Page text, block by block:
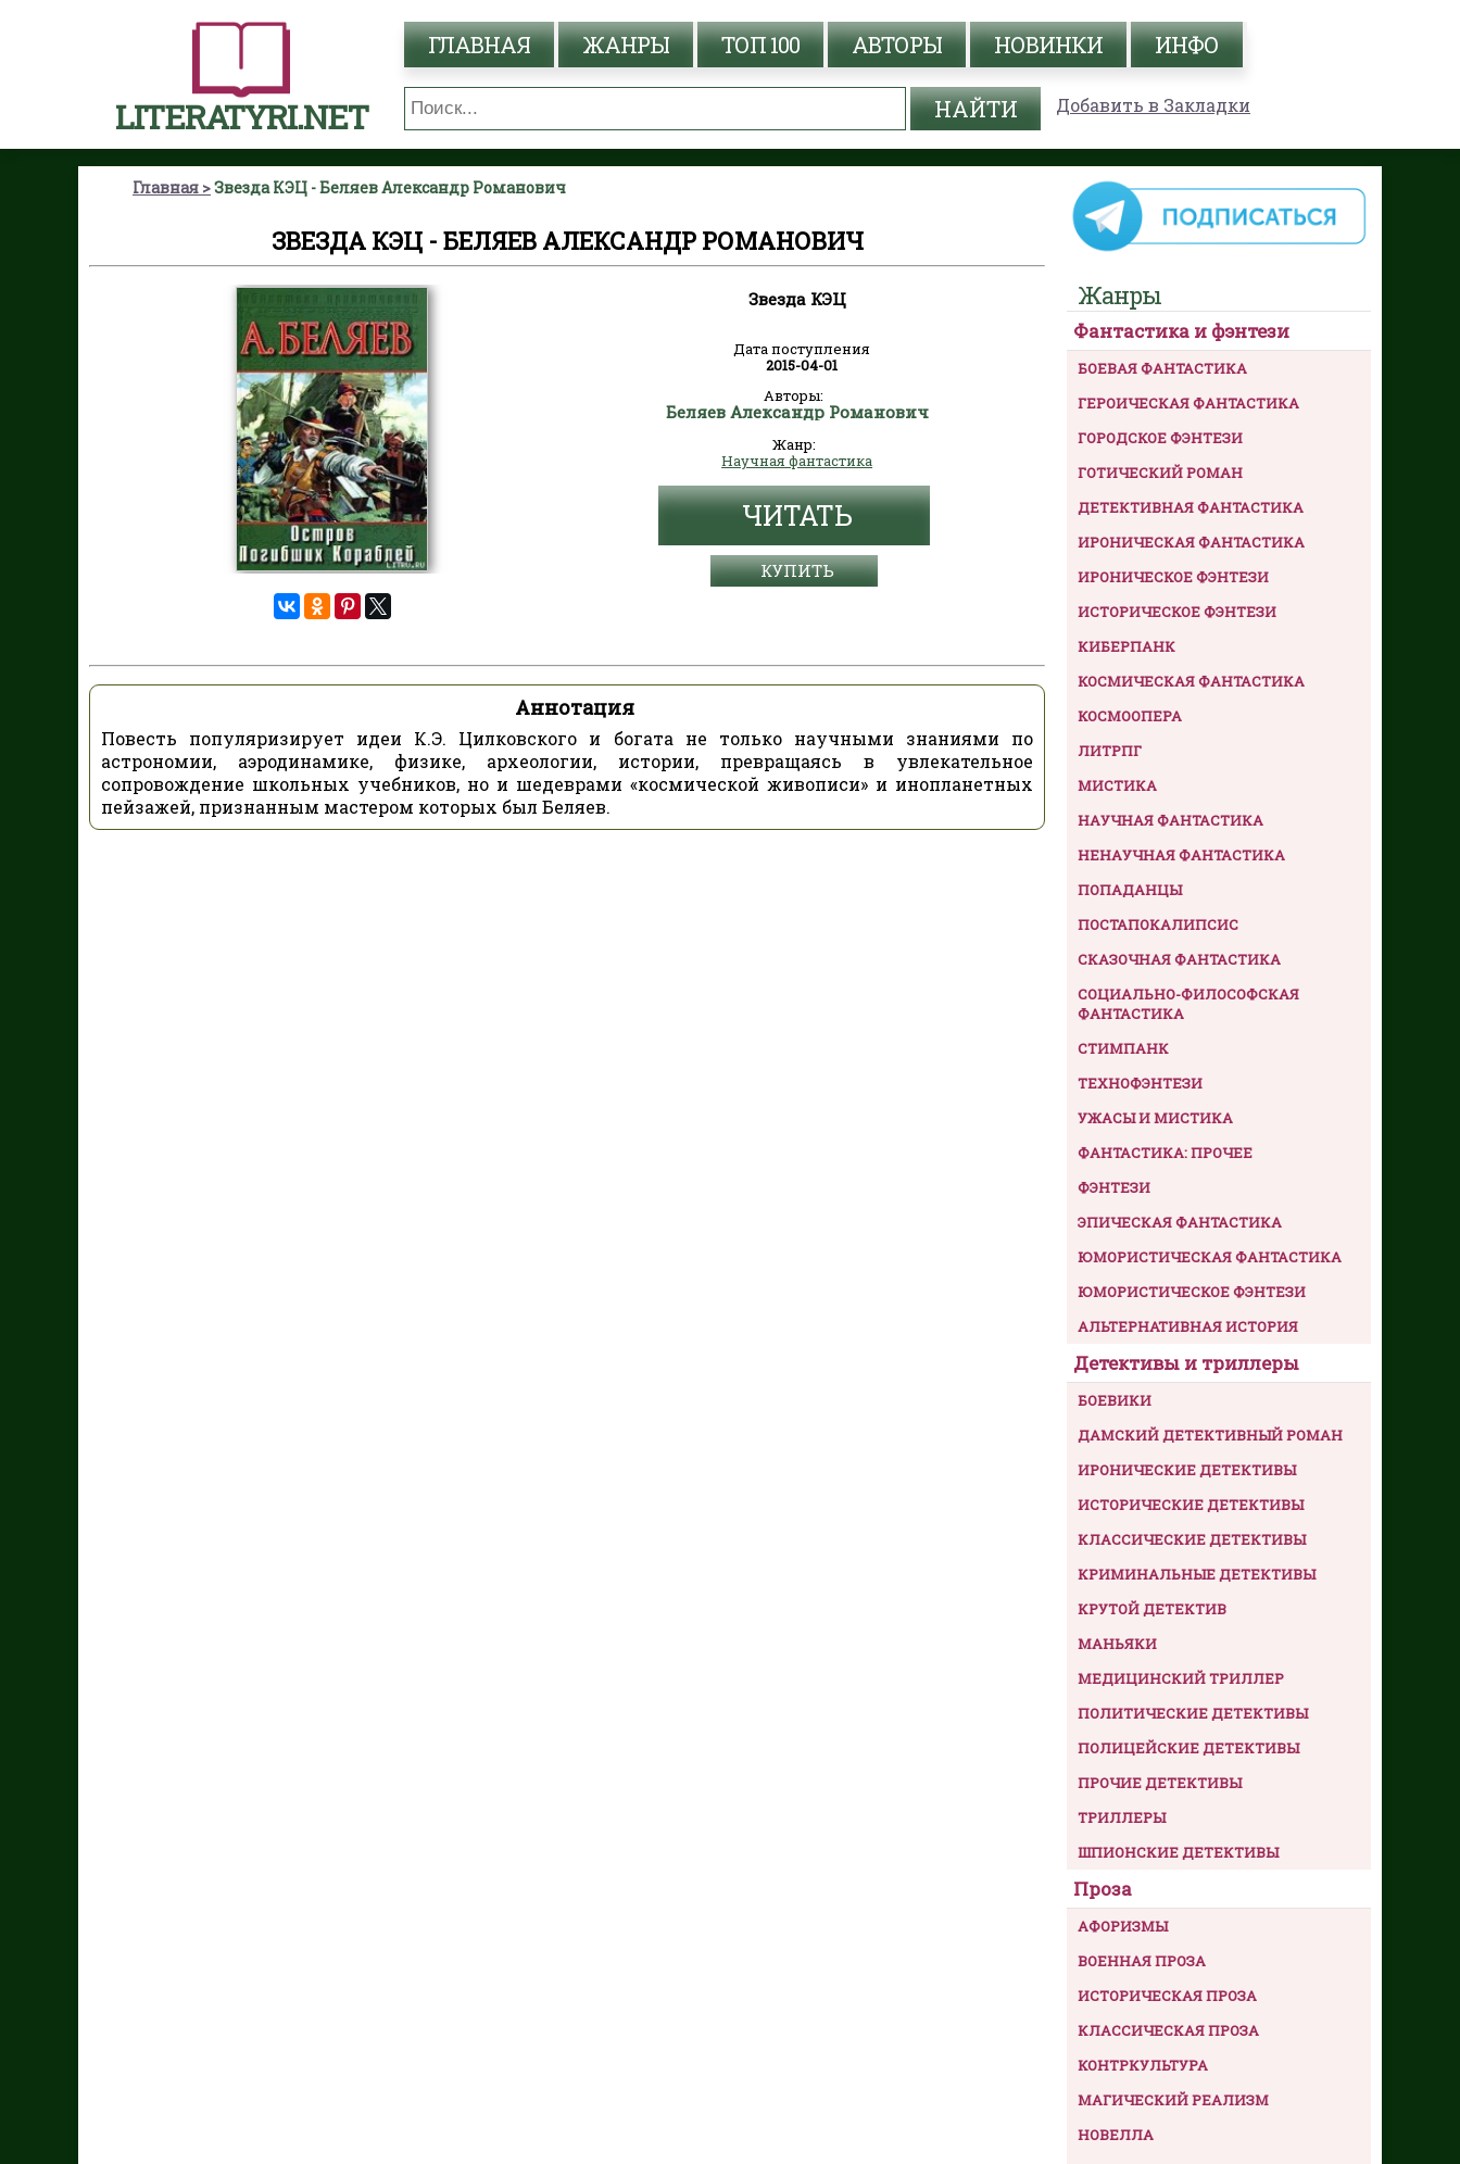
LITERATYRI.NET
ГЛАВНАЯ ЖАНРЫ ТОП 100 АВТОРЫ НОВИНКИ ИНФО
Добавить в Закладки
Главная Звезда КЭЦ - Беляев Александр Романович
ЗВЕЗДА КЭЦ - БЕЛЯЕВ АЛЕКСАНДР РОМАНОВИЧ
Звезда КЭЦ
Дата поступления
2015-04-01
Авторы:
Беляев Александр Романович
Жанр:
Научная фантастика
ЧИТАТЬ
КУПИТЬ
Аннотация
Повесть популяризирует идеи К.Э. Цилковского и богата не только научными знаниями по
астрономии, аэродинамике, физике, археологии, истории, превращаясь в увлекательное
сопровождение школьных учебников, но и шедеврами «космической живописи» и инопланетных
пейзажей, признанным мастером которых был Беляев.
Жанры
Фантастика и фэнтези
БОЕВАЯ ФАНТАСТИКА
ГЕРОИЧЕСКАЯ ФАНТАСТИКА
ГОРОДСКОЕ ФЭНТЕЗИ
ГОТИЧЕСКИЙ РОМАН
ДЕТЕКТИВНАЯ ФАНТАСТИКА
ИРОНИЧЕСКАЯ ФАНТАСТИКА
ИРОНИЧЕСКОЕ ФЭНТЕЗИ
ИСТОРИЧЕСКОЕ ФЭНТЕЗИ
КИБЕРПАНК
КОСМИЧЕСКАЯ ФАНТАСТИКА
КОСМООПЕРА
ЛИТРПГ
МИСТИКА
НАУЧНАЯ ФАНТАСТИКА
НЕНАУЧНАЯ ФАНТАСТИКА
ПОПАДАНЦЫ
ПОСТАПОКАЛИПСИС
СКАЗОЧНАЯ ФАНТАСТИКА
СОЦИАЛЬНО-ФИЛОСОФСКАЯ
ФАНТАСТИКА
СТИМПАНК
ТЕХНОФЭНТЕЗИ
УЖАСЫ И МИСТИКА
ФАНТАСТИКА: ПРОЧЕЕ
ФЭНТЕЗИ
ЭПИЧЕСКАЯ ФАНТАСТИКА
ЮМОРИСТИЧЕСКАЯ ФАНТАСТИКА
ЮМОРИСТИЧЕСКОЕ ФЭНТЕЗИ
АЛЬТЕРНАТИВНАЯ ИСТОРИЯ
Детективы и триллеры
БОЕВИКИ
ДАМСКИЙ ДЕТЕКТИВНЫЙ РОМАН
ИРОНИЧЕСКИЕ ДЕТЕКТИВЫ
ИСТОРИЧЕСКИЕ ДЕТЕКТИВЫ
КЛАССИЧЕСКИЕ ДЕТЕКТИВЫ
КРИМИНАЛЬНЫЕ ДЕТЕКТИВЫ
КРУТОЙ ДЕТЕКТИВ
МАНЬЯКИ
МЕДИЦИНСКИЙ ТРИЛЛЕР
ПОЛИТИЧЕСКИЕ ДЕТЕКТИВЫ
ПОЛИЦЕЙСКИЕ ДЕТЕКТИВЫ
ПРОЧИЕ ДЕТЕКТИВЫ
ТРИЛЛЕРЫ
ШПИОНСКИЕ ДЕТЕКТИВЫ
Проза
АФОРИЗМЫ
ВОЕННАЯ ПРОЗА
ИСТОРИЧЕСКАЯ ПРОЗА
КЛАССИЧЕСКАЯ ПРОЗА
КОНТРКУЛЬТУРА
МАГИЧЕСКИЙ РЕАЛИЗМ
НОВЕЛЛА